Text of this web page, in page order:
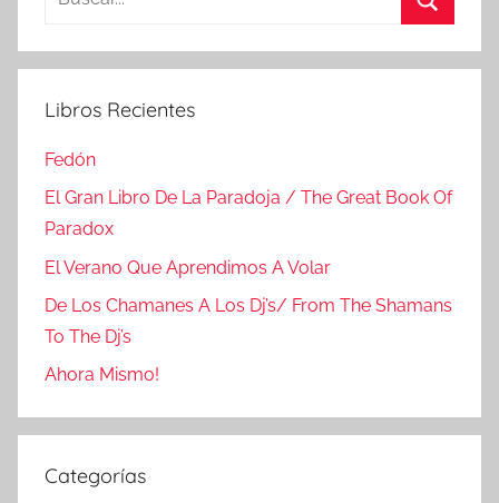
Libros Recientes
Fedón
El Gran Libro De La Paradoja / The Great Book Of
Paradox
El Verano Que Aprendimos A Volar
De Los Chamanes A Los Dj’s/ From The Shamans
To The Dj’s
Ahora Mismo!
Categorías